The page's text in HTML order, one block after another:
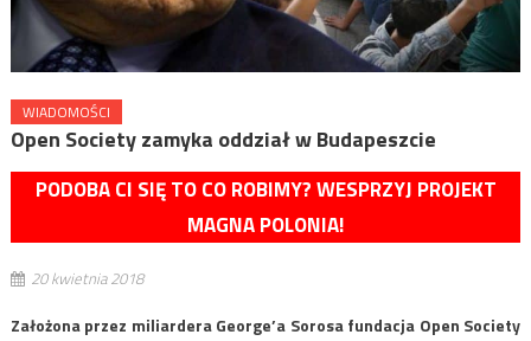
WIADOMOŚCI
Open Society zamyka oddział w Budapeszcie
PODOBA CI SIĘ TO CO ROBIMY? WESPRZYJ PROJEKT
MAGNA POLONIA!
20 kwietnia 2018
Założona przez miliardera George’a Sorosa fundacja Open Society